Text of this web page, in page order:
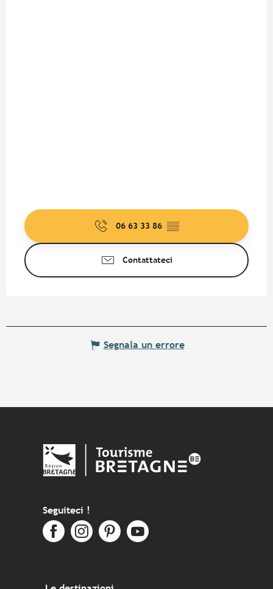
06 63 33 86 ▒▒
Contattateci
Segnala un errore
Seguiteci !